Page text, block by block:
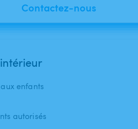
Contactez-nous
enfants
autorisés